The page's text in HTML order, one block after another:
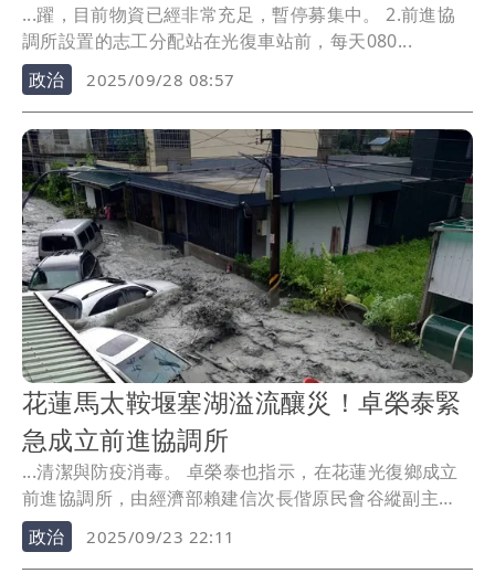
...躍，目前物資已經非常充足，暫停募集中。 ​2.前進協
調所設置的志工分配站在光復車站前，每天080...
政治
2025/09/28 08:57
花蓮馬太鞍堰塞湖溢流釀災！卓榮泰緊
急成立前進協調所
...清潔與防疫消毒。 卓榮泰也指示，在花蓮光復鄉成立
前進協調所，由經濟部賴建信次長偕原民會谷縱副主
委、...
政治 2025/09/23 22:11